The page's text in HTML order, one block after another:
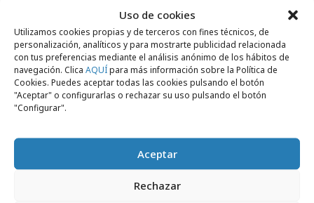
Uso de cookies
Utilizamos cookies propias y de terceros con fines técnicos, de
personalización, analíticos y para mostrarte publicidad relacionada
con tus preferencias mediante el análisis anónimo de los hábitos de
navegación. Clica AQUÍpara más información sobre la Política de
Cookies. Puedes aceptar todas las cookies pulsando el botón
"Aceptar" o configurarlas o rechazar su uso pulsando el botón
"Configurar".
Aceptar
Rechazar
Formación y estudios